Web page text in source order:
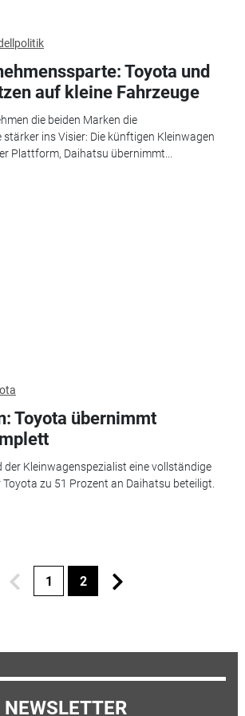
Toyota und
auf kleine Fahrzeuge
die beiden Marken die
ins Visier: Die künftigen Kleinwagen
Plattform, Daihatsu übernimmt...
Toyota übernimmt
der Kleinwagenspezialist eine vollständige
zu 51 Prozent an Daihatsu beteiligt.
1 2
NEWSLETTER